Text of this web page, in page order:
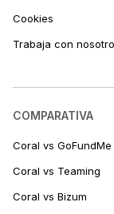
Cookies
Trabaja con
COMPARATIVA
Coral vs GoFundMe
Coral vs Teaming
Coral vs Bizum